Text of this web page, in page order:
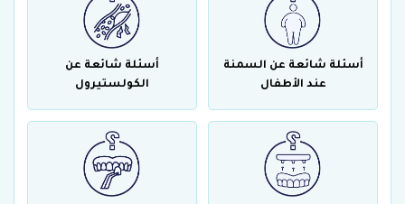
أسئلة شائعة عن السمنة
عند الأطفال
أسئلة شائعة عن
الكولستيرول